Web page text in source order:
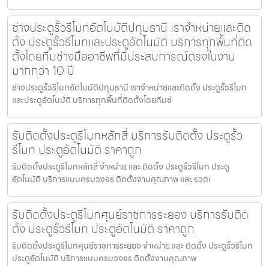
ช่างประตูรั้วรีโมทอัตโนมัติปทุมธานี เราจำหน่ายและติด
ตั้ง ประตูรั้วรีโมทและประตูอัตโนมัติ บริการทุกพื้นที่ติด
ตั้งโดยทีมช่างมืออาชีพที่มีประสบการณ์ตรงในงาน
มากกว่า 10 ปี
ช่างประตูรั้วรีโมทอัตโนมัติปทุมธานี เราจำหน่ายและติดตั้ง ประตูรั้วรีโมท
และประตูอัตโนมัติ บริการทุกพื้นที่ติดตั้งโดยทีมช่
รับติดตั้งประตูรีโมทหลักสี่ บริการรับติดตั้ง ประตูรั้ว
รีโมท ประตูอัตโนมัติ ราคาถูก
รับติดตั้งประตูรีโมทหลักสี่ จำหน่าย และ ติดตั้ง ประตูรั้วรีโมท ประตู
อัตโนมัติ บริการแบบครบวงจร ติดตั้งงานคุณภาพ และ รวดเ
รับติดตั้งประตูรีโมทศุนย์ราชการระยอง บริการรับติด
ตั้ง ประตูรั้วรีโมท ประตูอัตโนมัติ ราคาถูก
รับติดตั้งประตูรีโมทศุนย์ราชการระยอง จำหน่าย และ ติดตั้ง ประตูรั้วรีโมท
ประตูอัตโนมัติ บริการแบบครบวงจร ติดตั้งงานคุณภาพ